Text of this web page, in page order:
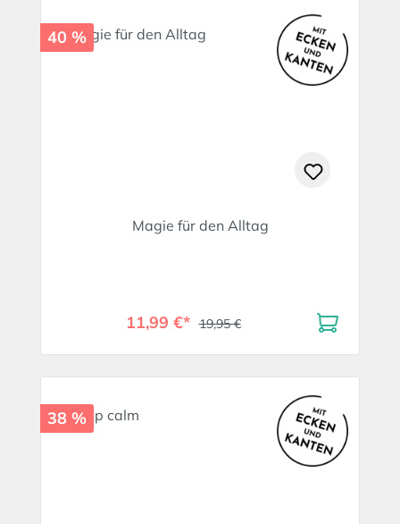
40 %
Magie für den Alltag
11,99 €* 19,95 €
38 %